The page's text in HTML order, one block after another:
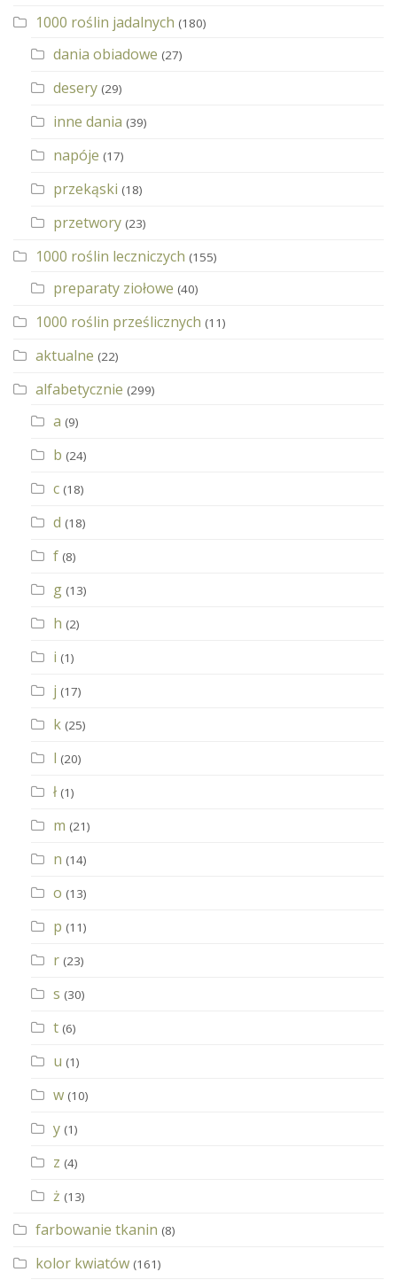
1000 roślin jadalnych (180)
dania obiadowe (27)
desery (29)
inne dania (39)
napóje (17)
przekąski (18)
przetwory (23)
1000 roślin leczniczych (155)
preparaty ziołowe (40)
1000 roślin prześlicznych (11)
aktualne (22)
alfabetycznie (299)
a (9)
b (24)
c (18)
d (18)
f (8)
g (13)
h (2)
i (1)
j (17)
k (25)
l (20)
ł (1)
m (21)
n (14)
o (13)
p (11)
r (23)
s (30)
t (6)
u (1)
w (10)
y (1)
z (4)
ż (13)
farbowanie tkanin (8)
kolor kwiatów (161)